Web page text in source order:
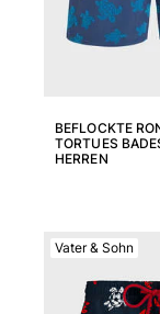
Socken
Alle
Alle
Schmuck
BEFLOCKTE
TORTUES
HERREN
Vater & Sohn